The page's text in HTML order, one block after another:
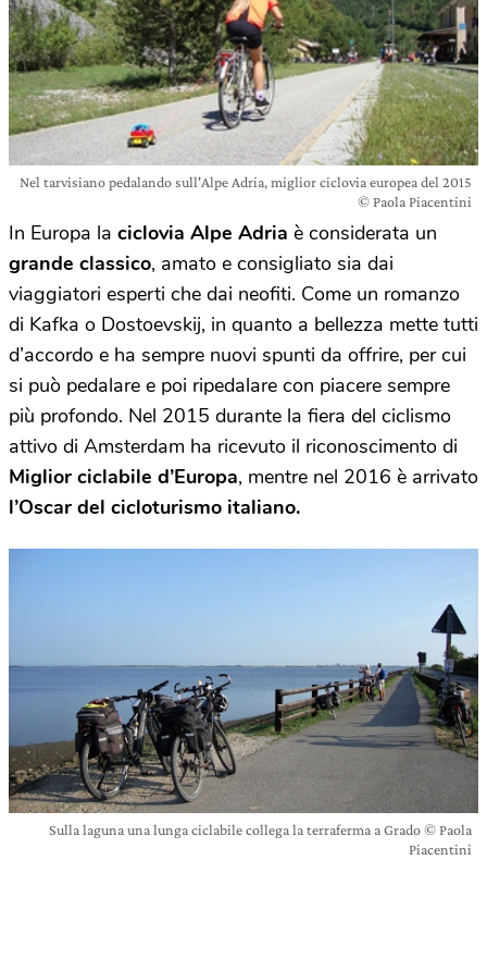
Nel tarvisiano pedalando sull'Alpe Adria, miglior ciclovia europea del 2015
© Paola Piacentini
In Europa la ciclovia Alpe Adria è considerata un
grande classico, amato e consigliato sia dai
viaggiatori esperti che dai neofiti. Come un romanzo
di Kafka o Dostoevskij, in quanto a bellezza mette tutti
d’accordo e ha sempre nuovi spunti da offrire, per cui
si può pedalare e poi ripedalare con piacere sempre
più profondo. Nel 2015 durante la fiera del ciclismo
attivo di Amsterdam ha ricevuto il riconoscimento di
Miglior ciclabile d’Europa, mentre nel 2016 è arrivato
l’Oscar del cicloturismo italiano.
Sulla laguna una lunga ciclabile collega la terraferma a Grado © Paola
Piacentini